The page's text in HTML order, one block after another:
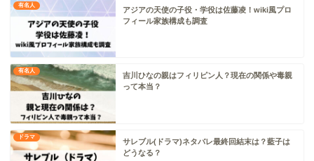
有名人
アジアの天使の子役・学役は佐藤凌！wiki風プロ
フィール家族構成も調査
有名人
吉川ひなの親はフィリピン人？現在の関係や毒親
って本当？
ドラマ
サレブル(ドラマ)ネタバレ最終回結末は？藍子は
どうなる？